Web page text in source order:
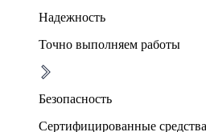
Надежность
Точно выполняем работы
Безопасность
Сертифицированные средства